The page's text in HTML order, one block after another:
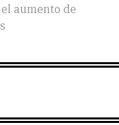
aumento de